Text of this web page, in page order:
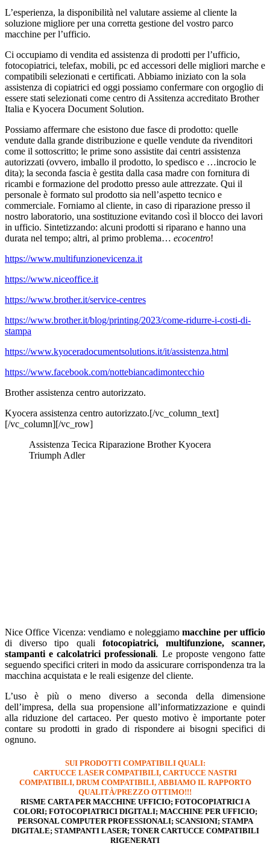
L’esperienza, la disponibilità nel valutare assieme al cliente la
soluzione migliore per una corretta gestione del vostro parco
macchine per l’ufficio.
Ci occupiamo di vendita ed assistenza di prodotti per l’ufficio,
fotocopiatrici, telefax, mobili, pc ed accessori delle migliori marche e
compatibili selezionati e certificati. Abbiamo iniziato con la sola
assistenza di copiatrici ed oggi possiamo confermare con orgoglio di
essere stati selezionati come centro di Assitenza accreditato Brother
Italia e Kyocera Document Solution.
Possiamo affermare che esistono due fasce di prodotto: quelle
vendute dalla grande distribuzione e quelle vendute da rivenditori
come il sottoscritto; le prime sono assistite dai centri assistenza
autorizzati (ovvero, imballo il prodotto, lo spedisco e …incrocio le
dita); la seconda fascia è gestita dalla casa madre con fornitura di
ricambi e formazione del prodotto presso aule attrezzate. Qui il
personale è formato sul prodotto sia nell’aspetto tecnico e
commerciale. Forniamo al cliente, in caso di riparazione presso il
nostro laboratorio, una sostituzione evitando così il blocco dei lavori
in ufficio. Sintetizzando: alcuni prodotti si riparano e hanno una
durata nel tempo; altri, al primo problema… ecocentro!
https://www.multifunzionevicenza.it
https://www.niceoffice.it
https://www.brother.it/service-centres
https://www.brother.it/blog/printing/2023/come-ridurre-i-costi-di-
stampa
https://www.kyoceradocumentsolutions.it/it/assistenza.html
https://www.facebook.com/nottebiancadimontecchio
Brother assistenza centro autorizzato.
Kyocera assistenza centro autorizzato.[/vc_column_text]
[/vc_column][/vc_row]
Assistenza Tecica Riparazione Brother Kyocera
Triumph Adler
Nice Office Vicenza: vendiamo e noleggiamomacchine per ufficio
di diverso tipo quali fotocopiatrici, multifunzione, scanner,
stampanti e calcolatrici professionali. Le proposte vengono fatte
seguendo specifici criteri in modo da assicurare corrispondenza tra la
macchina acquistata e le reali esigenze del cliente.
L’uso è più o meno diverso a seconda della dimensione
dell’impresa, della sua propensione all’informatizzazione e quindi
alla riduzione del cartaceo. Per questo motivo è importante poter
contare su prodotti in grado di rispondere ai bisogni specifici di
ognuno.
SUI PRODOTTI COMPATIBILI QUALI:
CARTUCCE LASER COMPATIBILI, CARTUCCE NASTRI
COMPATIBILI, DRUM COMPATIBILI, ABBIAMO IL RAPPORTO
QUALITÀ/PREZZO OTTIMO!!!
RISME CARTA PER MACCHINE UFFICIO; FOTOCOPIATRICI A
COLORI; FOTOCOPIATRICI DIGITALI; MACCHINE PER UFFICIO;
PERSONAL COMPUTER PROFESSIONALI; SCANSIONI; STAMPA
DIGITALE; STAMPANTI LASER; TONER CARTUCCE COMPATIBILI
RIGENERATI